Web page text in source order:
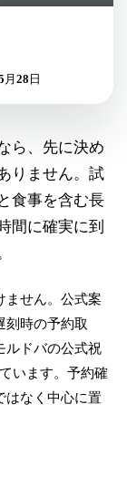
月28日
ら、先に決め
りません。試
食事を含む長
間に確実に到
ません。公式案
刻時の予約取
ルドバの公式祝
います。予約確
はなく中心に置